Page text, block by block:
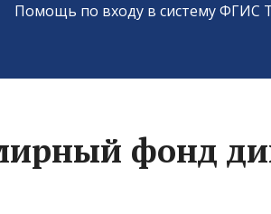
Помощь по входу в систему ФГИС
фонд